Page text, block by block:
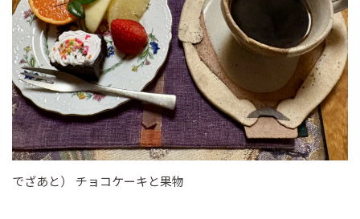
でざあと） チョコケーキと果物